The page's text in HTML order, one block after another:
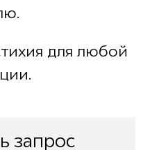
для любой
запрос